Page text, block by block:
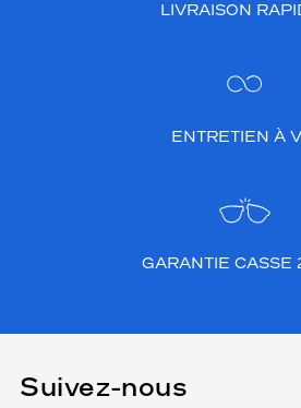
LIVRAISON
ENTRETIEN À
GARANTIE CASSE
Suivez-nous